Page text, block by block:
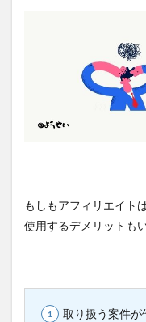
もしもアフィリエイト
使用するデメリットも
取り扱う案件が